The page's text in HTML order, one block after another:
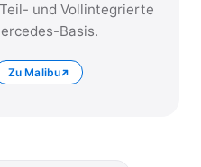
und Vollintegrierte
Basis.
Zu Malibu